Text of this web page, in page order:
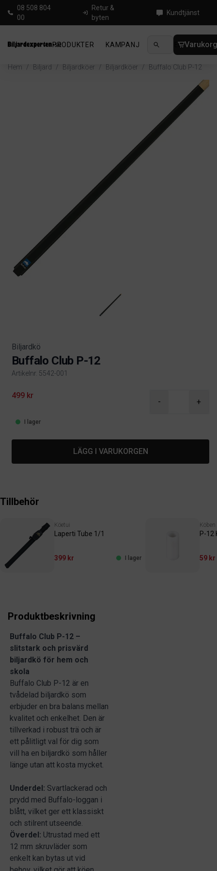
08 508 804
00
Retur &
byten
Kundtjänst
PRODUKTER KAMPANJ NYHETER
Hem / Biljard / Biljardköer / Biljardköer / Buffalo Club P-12
Biljardkö
Buffalo Club P-12
Artikelnr. 5542-001
Product information
499 kr
- +
I lager
LÄGG I VARUKORGEN
Tillbehör
Köetui
Laperti Tube 1/1
399 kr I lager
Köben
P-12
59 kr
Produktbeskrivning
Buffalo Club P-12 –
slitstark och prisvärd
biljardkö för hem och
skola
Buffalo Club P-12 är en
tvådelad biljardkö som
erbjuder en bra balans mellan
kvalitet och enkelhet. Den är
tillverkad i robust trä och är
ett pålitligt val för dig som
vill ha en biljardkö som håller
länge utan att kosta mycket.
Underdel: Svartlackerad och
prydd med Buffalo-loggan i
blått, vilket ger ett klassiskt
och stilrent utseende.
Överdel: Utrustad med ett
12 mm skruvläder som
enkelt kan bytas ut vid